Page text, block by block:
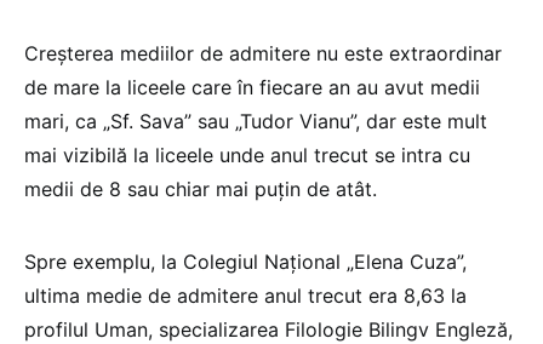
Creșterea mediilor de admitere nu este extraordinar
de mare la liceele care în fiecare an au avut medii
mari, ca „Sf. Sava” sau „Tudor Vianu”, dar este mult
mai vizibilă la liceele unde anul trecut se intra cu
medii de 8 sau chiar mai puțin de atât.
Spre exemplu, la Colegiul Național „Elena Cuza”,
ultima medie de admitere anul trecut era 8,63 la
profilul Uman, specializarea Filologie Bilingv Engleză,